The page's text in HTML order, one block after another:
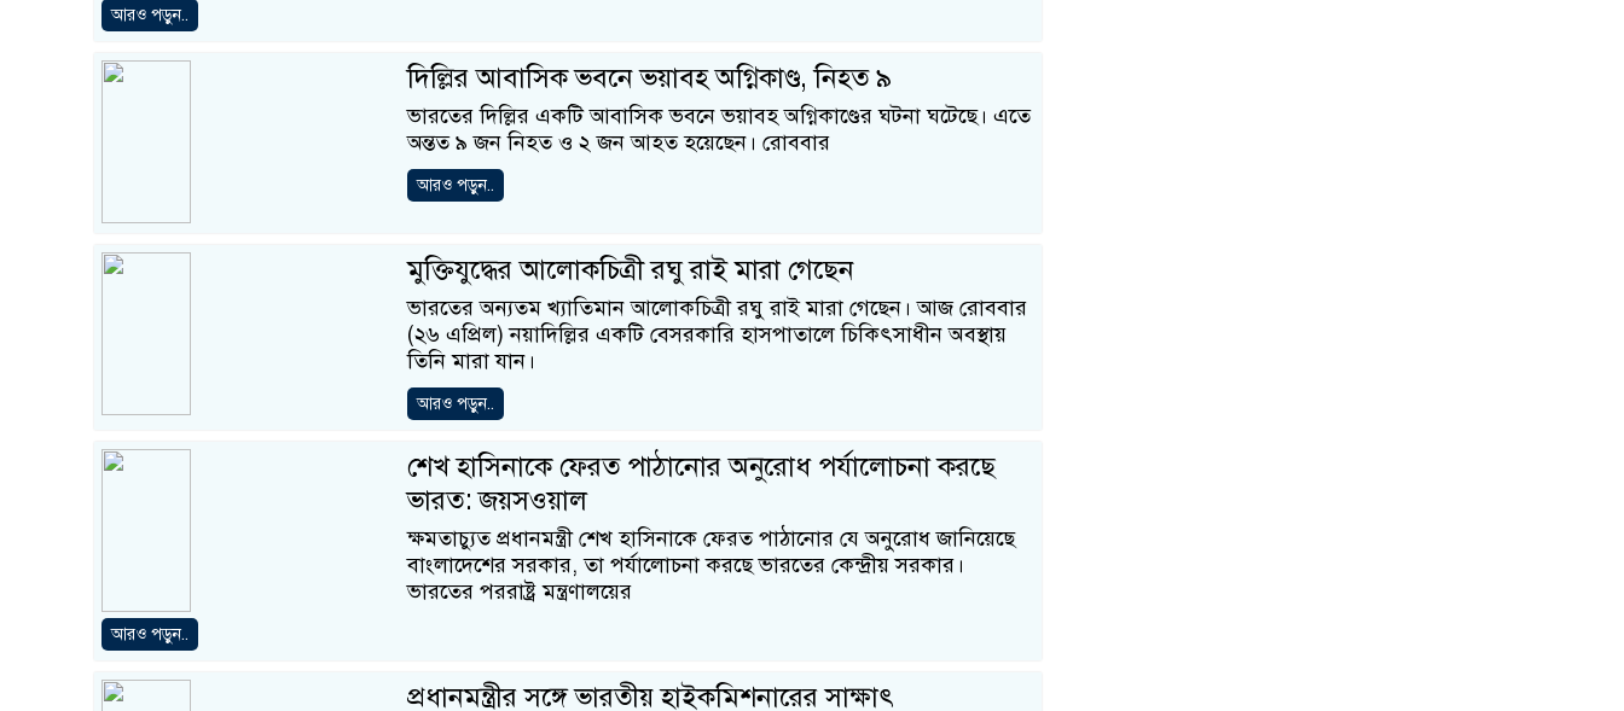
আরও পড়ুন..
দিল্লির আবাসিক ভবনে ভয়াবহ অগ্নিকাণ্ড, নিহত ৯
ভারতের দিল্লির একটি আবাসিক ভবনে ভয়াবহ অগ্নিকাণ্ডের ঘটনা ঘটেছে। এতে
অন্তত ৯ জন নিহত ও ২ জন আহত হয়েছেন। রোববার
আরও পড়ুন..
মুক্তিযুদ্ধের আলোকচিত্রী রঘু রাই মারা গেছেন
ভারতের অন্যতম খ্যাতিমান আলোকচিত্রী রঘু রাই মারা গেছেন। আজ রোববার
(২৬ এপ্রিল) নয়াদিল্লির একটি বেসরকারি হাসপাতালে চিকিৎসাধীন অবস্থায়
তিনি মারা যান।
আরও পড়ুন..
শেখ হাসিনাকে ফেরত পাঠানোর অনুরোধ পর্যালোচনা করছে
ভারত: জয়সওয়াল
ক্ষমতাচ্যুত প্রধানমন্ত্রী শেখ হাসিনাকে ফেরত পাঠানোর যে অনুরোধ জানিয়েছে
বাংলাদেশের সরকার, তা পর্যালোচনা করছে ভারতের কেন্দ্রীয় সরকার।
ভারতের পররাষ্ট্র মন্ত্রণালয়ের
আরও পড়ুন..
প্রধানমন্ত্রীর সঙ্গে ভারতীয় হাইকমিশনারের সাক্ষাৎ